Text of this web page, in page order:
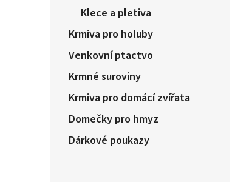
Klece a pletiva
Krmiva pro holuby
Venkovní ptactvo
Krmné suroviny
Krmiva pro domácí zvířata
Domečky pro hmyz
Dárkové poukazy